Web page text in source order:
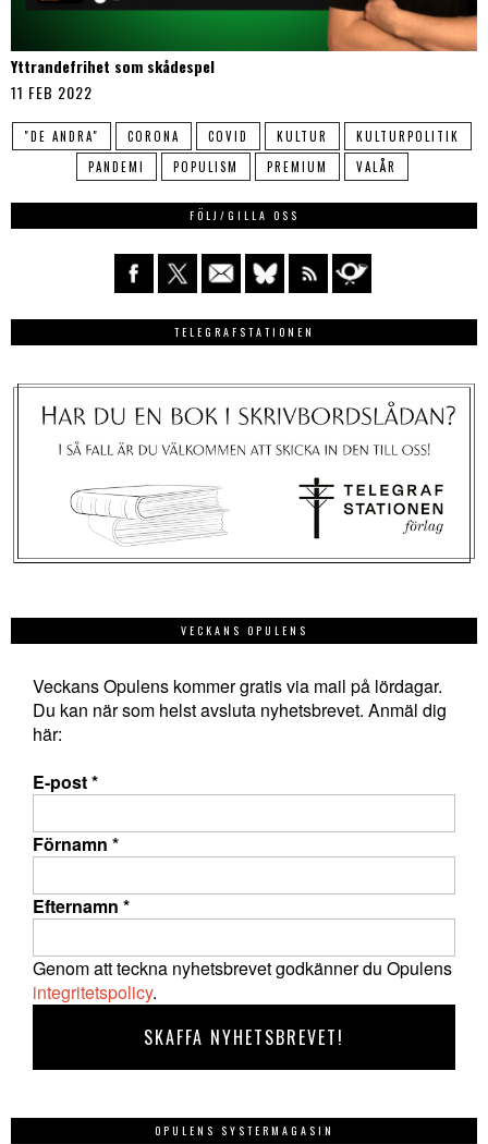
Yttrandefrihet som skådespel
11 FEB 2022
"DE ANDRA" CORONA COVID KULTUR
KULTURPOLITIK
PANDEMI
POPULISM PREMIUM VALÅR
FÖLJ/GILLA OSS
TELEGRAFSTATIONEN
VECKANS OPULENS
Veckans Opulens kommer gratis via mail på lördagar.
Du kan när som helst avsluta nyhetsbrevet. Anmäl dig
här:
E-post*
Förnamn *
Efternamn *
Genom att teckna nyhetsbrevet godkänner du Opulens
integritetspolicy.
OPULENS SYSTERMAGASIN